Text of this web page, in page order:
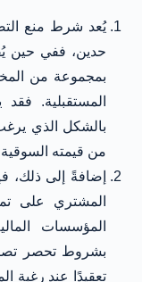
يُعد شرط منع
حدين، ففي حين
بمجموعة من
المستقبلية.
بالشكل الذي
من قيمته
إضافةً إلى
المشتري على
المؤسسات
بشروط تحصر
تعقيدًا عند رغبة